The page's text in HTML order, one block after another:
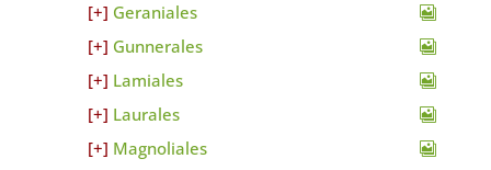
Geraniales
Gunnerales
Lamiales
Laurales
Magnoliales